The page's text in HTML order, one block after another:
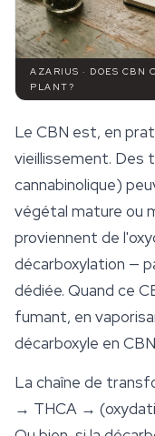
AZARIUS · DOES CBN
PLANT?
Le CBN est, en
vieillissement. Des
cannabinolique)
végétal mature ou
proviennent de
décarboxylation —
dédiée. Quand ce
fumant, en
décarboxyle en
La chaîne de
→ THCA →